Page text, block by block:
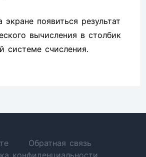
экране появиться результат
вычисления в столбик
системе счисления.
Обратная связь
конфиденциальности